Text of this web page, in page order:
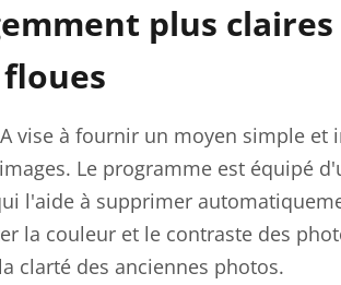
plus claires
vise à fournir un moyen simple et
Le programme est équipé
l'aide à supprimer
la couleur et le contraste des
clarté des anciennes photos.